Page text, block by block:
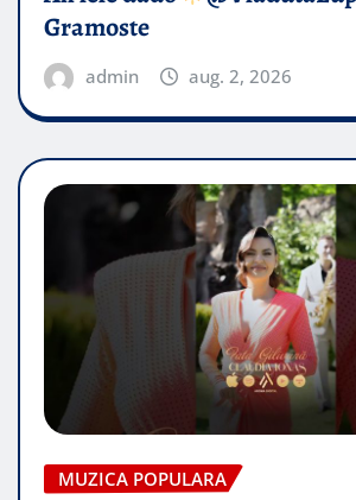
Gramoste
admin aug. 2, 2026
MUZICA POPULARA